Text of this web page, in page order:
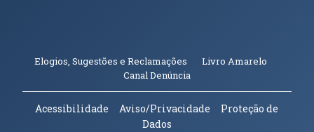
Elogios, Sugestões e Reclamações Livro Amarelo
Canal Denúncia(abre em nova janela)
Acessibilidade Aviso/Privacidade
Proteção de
Dados